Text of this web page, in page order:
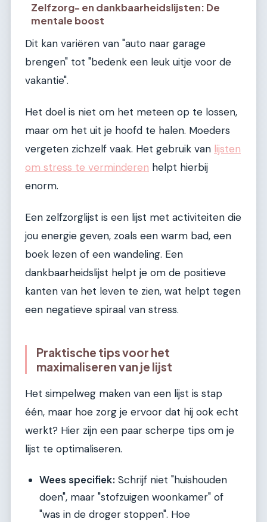
Zelfzorg- en dankbaarheidslijsten: De
mentale boost
Dit kan variëren van "auto naar garage
brengen" tot "bedenk een leuk uitje voor de
vakantie".
Het doel is niet om het meteen op te lossen,
maar om het uit je hoofd te halen. Moeders
vergeten zichzelf vaak. Het gebruik van lijsten
om stress te verminderen helpt hierbij
enorm.
Een zelfzorglijst is een lijst met activiteiten die
jou energie geven, zoals een warm bad, een
boek lezen of een wandeling. Een
dankbaarheidslijst helpt je om de positieve
kanten van het leven te zien, wat helpt tegen
een negatieve spiraal van stress.
Praktische tips voor het
maximaliseren van je lijst
Het simpelweg maken van een lijst is stap
één, maar hoe zorg je ervoor dat hij ook echt
werkt? Hier zijn een paar scherpe tips om je
lijst te optimaliseren.
Wees specifiek: Schrijf niet "huishouden
doen", maar "stofzuigen woonkamer" of
"was in de droger stoppen". Hoe